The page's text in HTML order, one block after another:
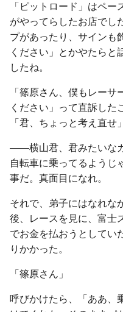
「ピットロード」はペ
がやってらしたお店でし
プがあったり、サイン
ください」とかやたらと
したね。
「篠原さん、僕もレー
ください」って直訴した
「君、ちょっと考え直せ
――横山君、君みたいな
自転車に乗ってるようじ
事だ。真面目になれ。
それで、弟子にはなれ
後、レースを見に、富士
でお金を払おうとしてい
りかかった。
「篠原さん」
呼びかけたら、「ああ、